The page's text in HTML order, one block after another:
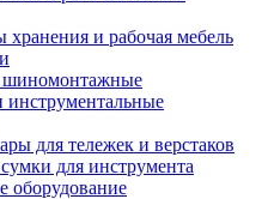
хранения и рабочая мебель
инструментальные
для тележек и верстаков
для инструмента
оборудование